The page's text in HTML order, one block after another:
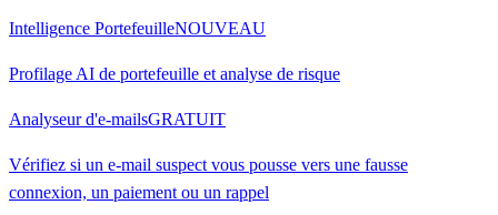
Intelligence PortefeuilleNOUVEAU
Profilage AI de portefeuille et analyse de risque
Analyseur d'e-mailsGRATUIT
Vérifiez si un e-mail suspect vous pousse vers une fausse
connexion, un paiement ou un rappel